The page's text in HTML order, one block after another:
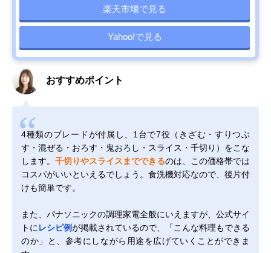
楽天市場で見る
Yahoo!で見る
おすすめポイント
4種類のブレードが付属し、1台で7役（きざむ・すりつぶ
す・混ぜる・おろす・鬼おろし・スライス・千切り）をこな
します。 千切りやスライスまでできるのは、この価格帯では
コスパがいいといえるでしょう。食洗機対応なので、後片付
けも簡単です。
また、パナソニックの調理家電全般にいえますが、公式サイ
トに レシピ例が掲載されているので、「こんな料理もできる
のか」と、参考にしながら用途を広げていくことができま